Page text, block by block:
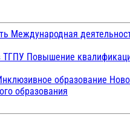
Международная
ТГПУ Повышение
образование
образования